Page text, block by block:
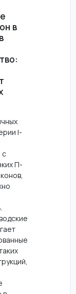
в
I-
с
П-